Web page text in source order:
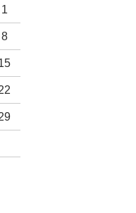
1
8